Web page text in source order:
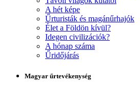
A hét képe
Űrturisták és magánűrhajók
Élet a Földön kívül?
Idegen civilizációk?
A hónap száma
Űridőjárás
Magyar űrtevékenység